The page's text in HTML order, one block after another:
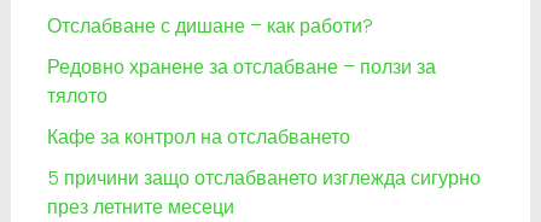
Отслабване с дишане – как работи?
Редовно хранене за отслабване – ползи за
тялото
Кафе за контрол на отслабването
5 причини защо отслабването изглежда сигурно
през летните месеци